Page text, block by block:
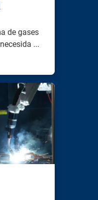
de gases
...